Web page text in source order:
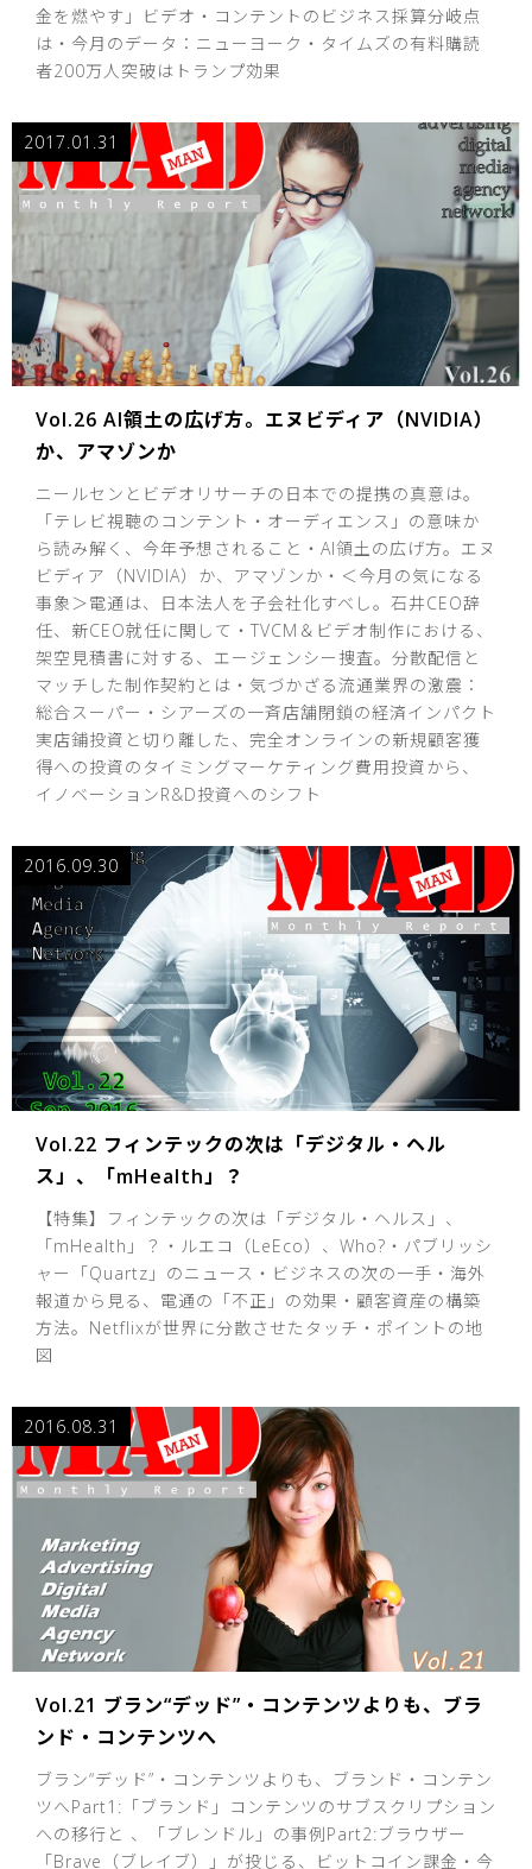
金を燃やす」ビデオ・コンテントのビジネス採算分岐点
は・今月のデータ：ニューヨーク・タイムズの有料購読
者200万人突破はトランプ効果
Vol.26 AI領土の広げ方。エヌビディア（NVIDIA）
か、アマゾンか
ニールセンとビデオリサーチの日本での提携の真意は。
「テレビ視聴のコンテント・オーディエンス」の意味か
ら読み解く、今年予想されること・AI領土の広げ方。エヌ
ビディア（NVIDIA）か、アマゾンか・＜今月の気になる
事象＞電通は、日本法人を子会社化すべし。石井CEO辞
任、新CEO就任に関して・TVCM＆ビデオ制作における、
架空見積書に対する、エージェンシー捜査。分散配信と
マッチした制作契約とは・気づかざる流通業界の激震：
総合スーパー・シアーズの一斉店舗閉鎖の経済インパクト
実店鋪投資と切り離した、完全オンラインの新規顧客獲
得への投資のタイミングマーケティング費用投資から、
イノベーションR&D投資へのシフト
2017.01.31
Vol.22 フィンテックの次は「デジタル・ヘル
ス」、「mHealth」？
【特集】フィンテックの次は「デジタル・ヘルス」、
「mHealth」？・ルエコ（LeEco）、Who?・パブリッシ
ャー「Quartz」のニュース・ビジネスの次の一手・海外
報道から見る、電通の「不正」の効果・顧客資産の構築
方法。Netflixが世界に分散させたタッチ・ポイントの地
図
2016.09.30
Vol.21 ブラン“デッド”・コンテンツよりも、ブラ
ンド・コンテンツへ
ブラン“デッド”・コンテンツよりも、ブランド・コンテン
ツへPart1:「ブランド」コンテンツのサブスクリプション
への移行と 、「ブレンドル」の事例Part2:ブラウザー
「Brave（ブレイブ）」が投じる、ビットコイン課金・今
2016.08.31